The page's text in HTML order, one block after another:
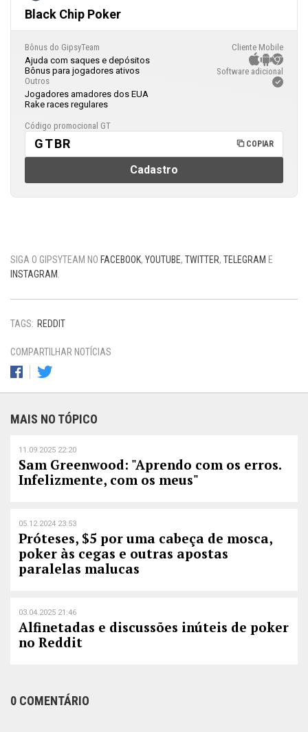
Black Chip Poker
Bônus do GipsyTeam
Ajuda com saques e depósitos
Bônus para jogadores ativos
Outros
Jogadores amadores dos EUA
Rake races regulares
Cliente Mobile
Software adicional
Código promocional GT
GTBR COPIAR
Cadastro
SIGA O GIPSYTEAM NO FACEBOOK, YOUTUBE, TWITTER, TELEGRAM E
INSTAGRAM
TAGS: REDDIT
COMPARTILHAR NOTÍCIAS
MAIS NO TÓPICO
11.09.2025 22:20
Sam Greenwood: "Aprendo com os erros.
Infelizmente, com os meus"
05.12.2024 23:53
Próteses, $5 por uma cabeça de mosca,
poker às cegas e outras apostas
paralelas malucas
03.04.2025 21:46
Alfinetadas e discussões inúteis de poker
no Reddit
0 COMENTÁRIO